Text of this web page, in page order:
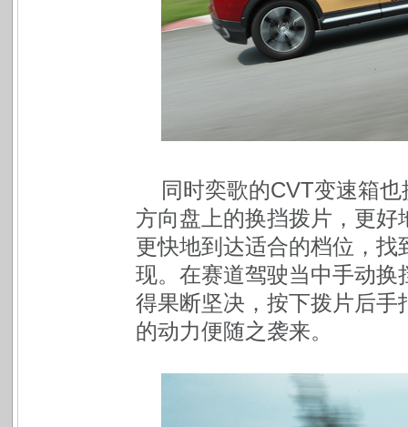
同时奕歌的CVT变速箱
方向盘上的换挡拨片，更好
更快地到达适合的档位，
现。在赛道驾驶当中手动
得果断坚决，按下拨片后
的动力便随之袭来。